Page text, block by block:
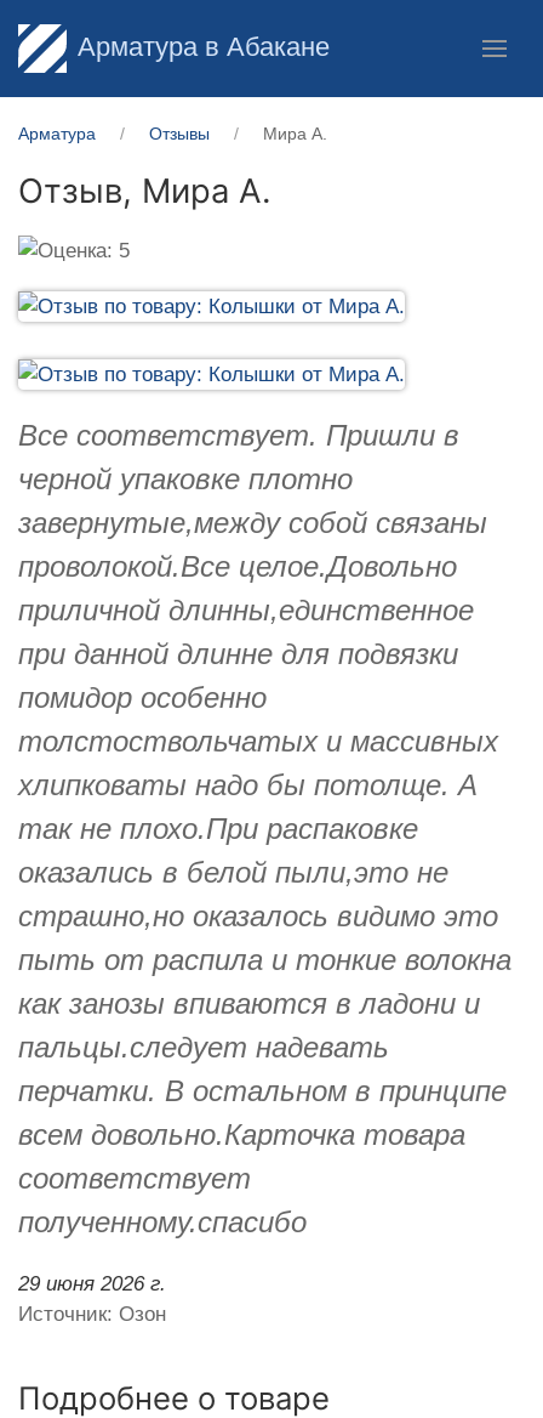
Арматура в Абакане
Арматура Отзывы Мира А.
Отзыв, Мира А.
Все соответствует. Пришли в
черной упаковке плотно
завернутые,между собой связаны
проволокой.Все целое.Довольно
приличной длинны,единственное
при данной длинне для подвязки
помидор особенно
толстоствольчатых и массивных
хлипковаты надо бы потолще. А
так не плохо.При распаковке
оказались в белой пыли,это не
страшно,но оказалось видимо это
пыть от распила и тонкие волокна
как занозы впиваются в ладони и
пальцы.следует надевать
перчатки. В остальном в принципе
всем довольно.Карточка товара
соответствует
полученному.спасибо
29 июня 2026 г.
Источник: Озон
Подробнее о товаре